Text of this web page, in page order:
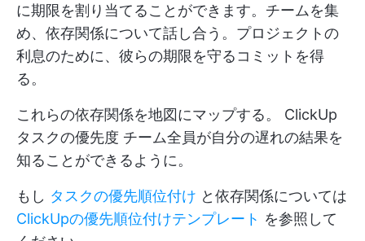
に期限を割り当てることができます。チームを集
め、依存関係について話し合う。プロジェクトの
利息のために、彼らの期限を守るコミットを得
る。
これらの依存関係を地図にマップする。 ClickUp
タスクの優先度 チーム全員が自分の遅れの結果を
知ることができるように。
もし タスクの優先順位付け と依存関係については
ClickUpの優先順位付けテンプレート を参照して